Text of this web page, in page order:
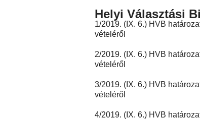
Helyi Választási
1/2019. (IX. 6.) HVB
vételéről
2/2019. (IX. 6.) HVB
vételéről
3/2019. (IX. 6.) HVB
vételéről
4/2019. (IX. 6.) HVB